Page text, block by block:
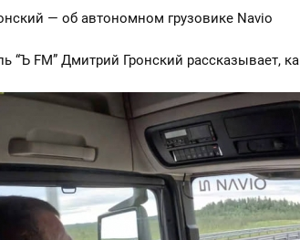
— об автономном грузовике Navio
“Ъ FM” Дмитрий Гронский рассказывает,